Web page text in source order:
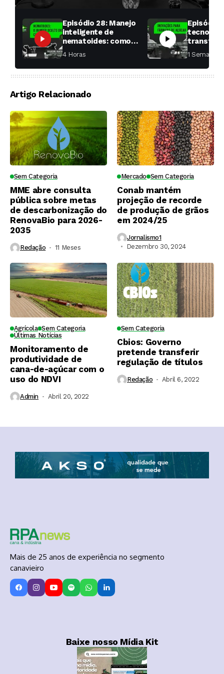
Episódio 28: Manejo
inteligente de
nematoides: como
aumentar a
produtividade das
soqueiras?
4 Horas ⁮
Episódio
fábricas
1 Semana ⁮
Artigo Relacionado
Sem Categoria
MME abre consulta
pública sobre metas
de descarbonização do
RenovaBio para 2026-
2035
Redação 11 Meses ⁮
Mercado Sem Categoria
Conab mantém
projeção de recorde
de produção de grãos
em 2024/25
Jornalismo1
Dezembro 30, 2024
Agrícola Sem Categoria
Últimas Notícias
Monitoramento de
produtividade de
cana-de-açúcar com o
uso do NDVI
Admin Abril 20, 2022
Sem Categoria
Cbios: Governo
pretende transferir
regulação de títulos
Redação Abril 6, 2022
Mais de 25 anos de experiência no segmento
canavieiro
Baixe nosso Mídia Kit